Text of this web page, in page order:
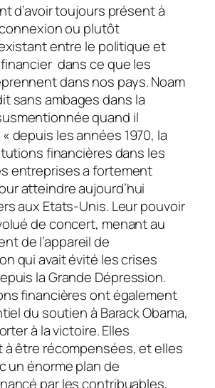
d’avoir toujours présent à
ou plutôt
entre le politique et
dans ce que les
dans nos pays. Noam
sans ambages dans la
quand il
depuis les années 1970, la
financières dans les
entreprises a fortement
atteindre aujourd’hui
aux Etats-Unis. Leur pouvoir
de concert, menant au
de l’appareil de
qui avait évité les crises
la Grande Dépression.
financières ont également
du soutien à Barack Obama,
à la victoire. Elles
à être récompensées, et elles
un énorme plan de
par les contribuables,